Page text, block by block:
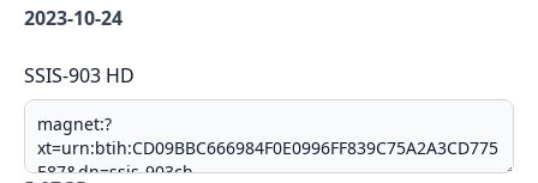
2023-10-24
SSIS-903 HD